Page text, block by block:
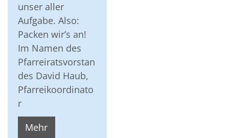
unser aller
Aufgabe. Also:
Packen wir’s an!
Im Namen des
Pfarreiratsvorstan
des David Haub,
Pfarreikoordinato
r
Mehr